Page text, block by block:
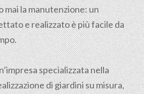
mai la manutenzione: un
e realizzato è più facile da
specializzata nella
di giardini su misura,